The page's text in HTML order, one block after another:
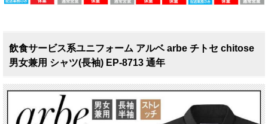
飲食サービス系ユニフォーム アルベ arbe チトセ chitose
男女兼用 シャツ(長袖) EP-8713 通年